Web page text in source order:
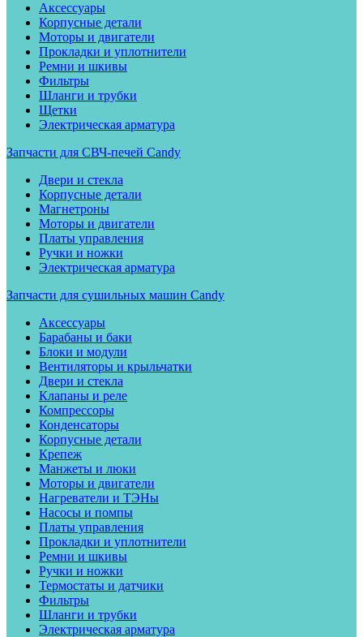
Аксессуары
Корпусные детали
Моторы и двигатели
Прокладки и уплотнители
Ремни и шкивы
Фильтры
Шланги и трубки
Щетки
Электрическая арматура
Запчасти для СВЧ-печей Candy
Двери и стекла
Корпусные детали
Магнетроны
Моторы и двигатели
Платы управления
Ручки и ножки
Электрическая арматура
Запчасти для сушильных машин Candy
Аксессуары
Барабаны и баки
Блоки и модули
Вентиляторы и крыльчатки
Двери и стекла
Клапаны и реле
Компрессоры
Конденсаторы
Корпусные детали
Крепеж
Манжеты и люки
Моторы и двигатели
Нагреватели и ТЭНы
Насосы и помпы
Платы управления
Прокладки и уплотнители
Ремни и шкивы
Ручки и ножки
Термостаты и датчики
Фильтры
Шланги и трубки
Электрическая арматура